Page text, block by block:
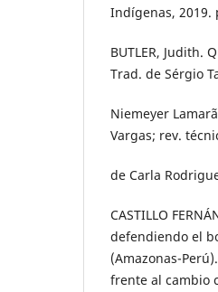
Indígenas, 2019.
BUTLER, Judith.
Trad. de Sérgio
Niemeyer
Vargas; rev.
de Carla
CASTILLO
defendiendo el
(Amazonas-
frente al cambio